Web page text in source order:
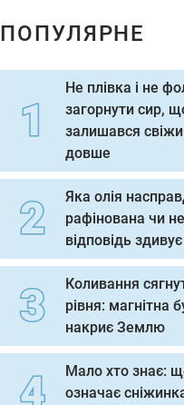
ПОПУЛЯРНЕ
Не плівка і не
загорнути сир,
залишався
довше
Яка олія
рафінована чи
відповідь
Коливання
рівня: магнітна
накриє Землю
Мало хто знає:
означає